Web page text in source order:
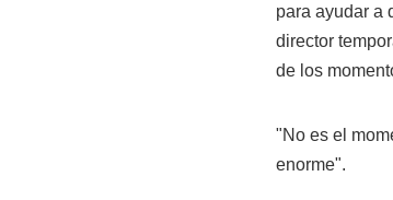
para ayudar a
director
de los
"No es el
enorme".